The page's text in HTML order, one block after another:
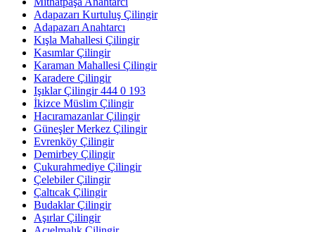
Adapazarı Kurtuluş Çilingir
Adapazarı Anahtarcı
Kışla Mahallesi Çilingir
Kasımlar Çilingir
Karaman Mahallesi Çilingir
Karadere Çilingir
Işıklar Çilingir 444 0 193
İkizce Müslim Çilingir
Hacıramazanlar Çilingir
Güneşler Merkez Çilingir
Evrenköy Çilingir
Demirbey Çilingir
Çukurahmediye Çilingir
Çelebiler Çilingir
Çaltıcak Çilingir
Budaklar Çilingir
Aşırlar Çilingir